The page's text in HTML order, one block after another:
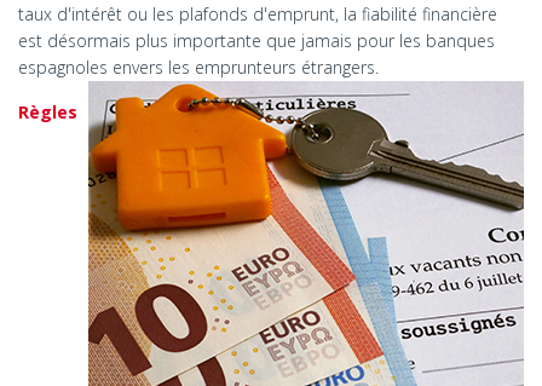
taux d'intérêt ou les plafonds d'emprunt, la fiabilité financière
est désormais plus importante que jamais pour les banques
espagnoles envers les emprunteurs étrangers.
Règles